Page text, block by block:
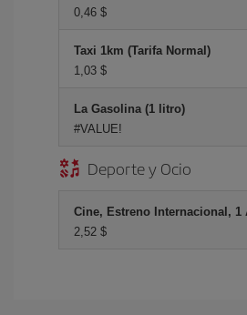
0,46 $
Taxi 1km (Tarifa Normal)
1,03 $
La Gasolina (1 litro)
#VALUE!
Deporte y Ocio
Cine, Estreno Internacional, 1
2,52 $